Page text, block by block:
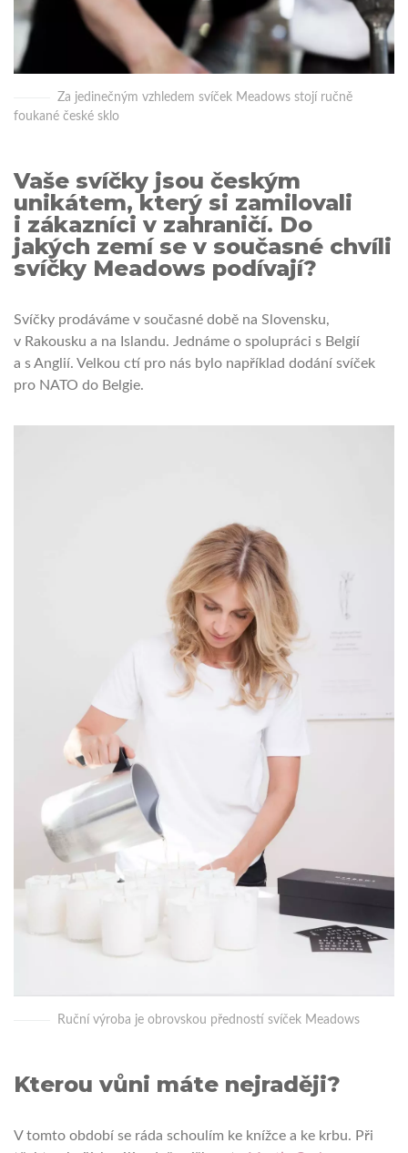
Za jedinečným vzhledem svíček Meadows stojí ručně
foukané české sklo
Vaše svíčky jsou českým
unikátem, který si zamilovali
i zákazníci v zahraničí. Do
jakých zemí se v současné chvíli
svíčky Meadows podívají?
Svíčky prodáváme v současné době na Slovensku,
v Rakousku a na Islandu. Jednáme o spolupráci s Belgií
a s Anglií. Velkou ctí pro nás bylo například dodání svíček
pro NATO do Belgie.
Ruční výroba je obrovskou předností svíček Meadows
Kterou vůni máte nejraději?
V tomto období se ráda schoulím ke knížce a ke krbu. Při